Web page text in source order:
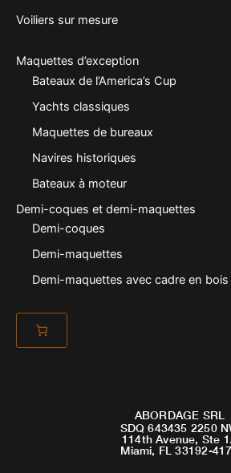
Voiliers sur mesure
Maquettes d’exception
Bateaux de l’America’s Cup
Yachts classiques
Maquettes de bureaux
Navires historiques
Bateaux à moteur
Demi-coques et demi-maquettes
Demi-coques
Demi-maquettes
Demi-maquettes avec cadre en bois
ABORDAGE SRL
SDQ 643435 2250
114th Avenue, Ste
Miami, FL 33192-